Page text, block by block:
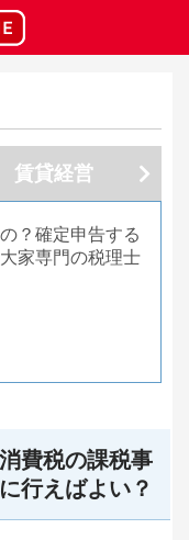
賃貸経営
？確定申告する
家専門の税理士
費税の課税事
行えばよい？